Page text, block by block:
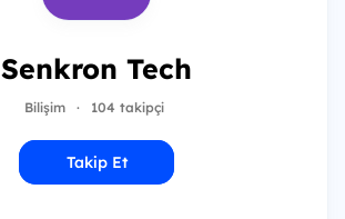
Senkron Tech
Bilişim · 104 takipçi
Takip Et